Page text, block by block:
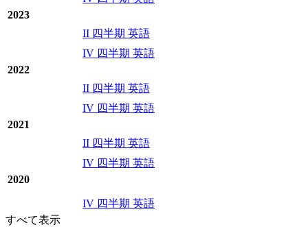
2023
II 四半期 英語
IV 四半期 英語
2022
II 四半期 英語
IV 四半期 英語
2021
II 四半期 英語
IV 四半期 英語
2020
IV 四半期 英語
すべて表示